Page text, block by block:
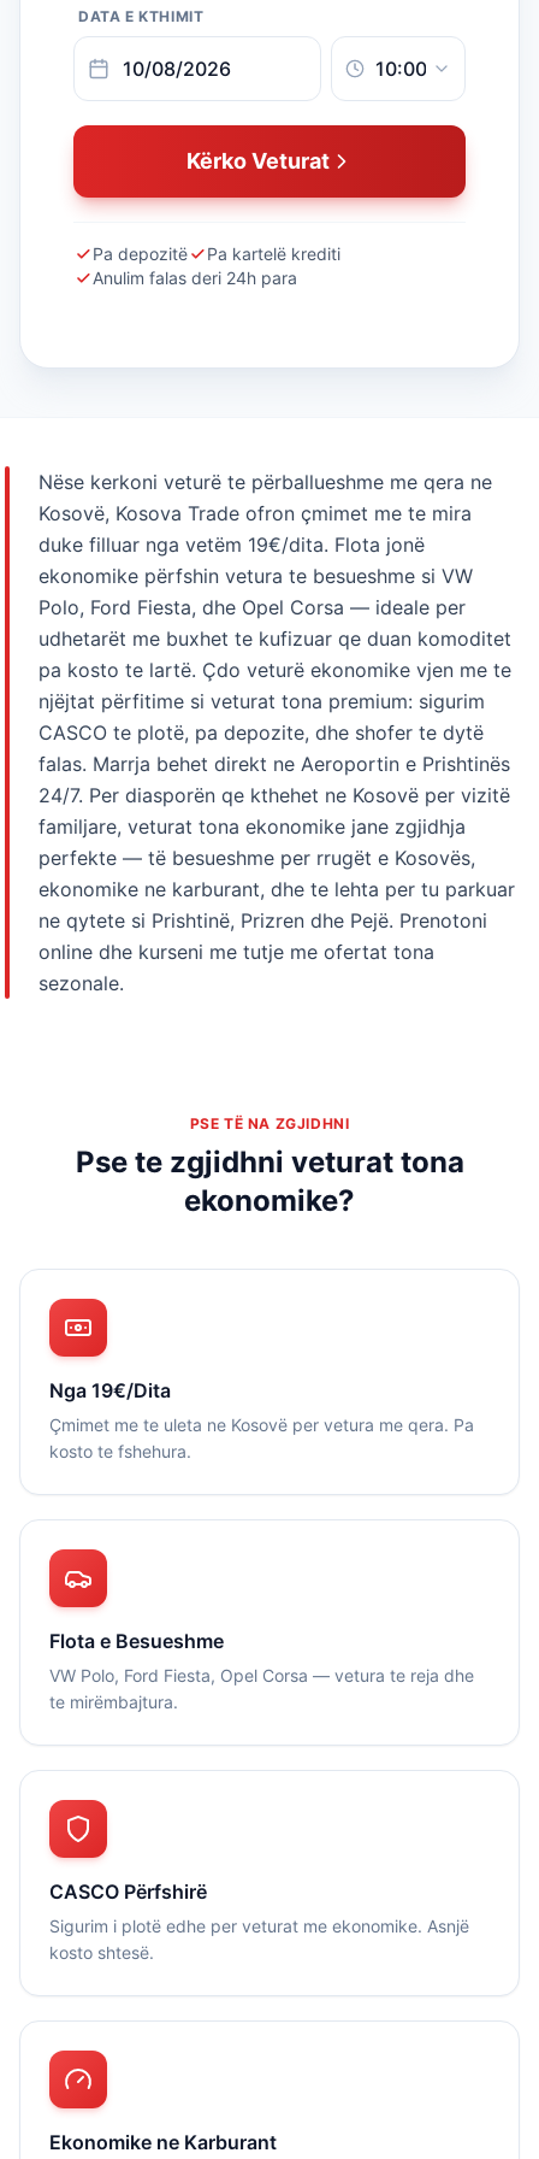
DATA E KTHIMIT
Kërko Veturat
Pa depozitë
Pa kartelë krediti
Anulim falas deri 24h para
Nëse kerkoni veturë te përballueshme me qera ne
Kosovë, Kosova Trade ofron çmimet me te mira
duke filluar nga vetëm 19€/dita. Flota jonë
ekonomike përfshin vetura te besueshme si VW
Polo, Ford Fiesta, dhe Opel Corsa — ideale per
udhetarët me buxhet te kufizuar qe duan komoditet
pa kosto te lartë. Çdo veturë ekonomike vjen me te
njëjtat përfitime si veturat tona premium: sigurim
CASCO te plotë, pa depozite, dhe shofer te dytë
falas. Marrja behet direkt ne Aeroportin e Prishtinës
24/7. Per diasporën qe kthehet ne Kosovë per vizitë
familjare, veturat tona ekonomike jane zgjidhja
perfekte — të besueshme per rrugët e Kosovës,
ekonomike ne karburant, dhe te lehta per tu parkuar
ne qytete si Prishtinë, Prizren dhe Pejë. Prenotoni
online dhe kurseni me tutje me ofertat tona
sezonale.
PSE TË NA ZGJIDHNI
Pse te zgjidhni veturat tona
ekonomike?
Nga 19€/Dita
Çmimet me te uleta ne Kosovë per vetura me qera. Pa
kosto te fshehura.
Flota e Besueshme
VW Polo, Ford Fiesta, Opel Corsa — vetura te reja dhe
te mirëmbajtura.
CASCO Përfshirë
Sigurim i plotë edhe per veturat me ekonomike. Asnjë
kosto shtesë.
Ekonomike ne Karburant